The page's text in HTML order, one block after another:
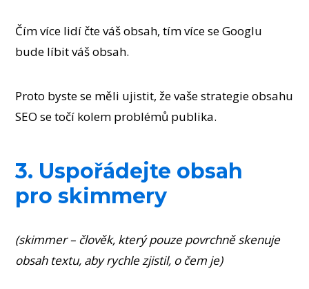
Čím více lidí čte váš obsah, tím více se Googlu
bude líbit váš obsah.
Proto byste se měli ujistit, že vaše strategie obsahu
SEO se točí kolem problémů publika.
3. Uspořádejte obsah
pro skimmery
(skimmer – člověk, který pouze povrchně skenuje
obsah textu, aby rychle zjistil, o čem je)